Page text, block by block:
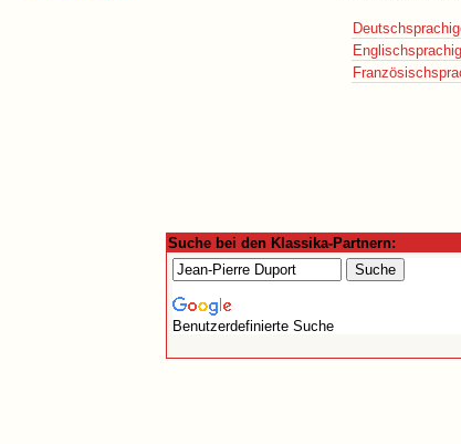
Suche bei den Klassika-Partnern:
Benutzerdefinierte Suche